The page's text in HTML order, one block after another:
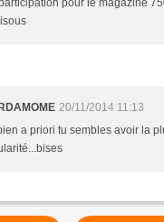
pour le magazine
20/11/2014 11:13
a priori tu sembles avoir la